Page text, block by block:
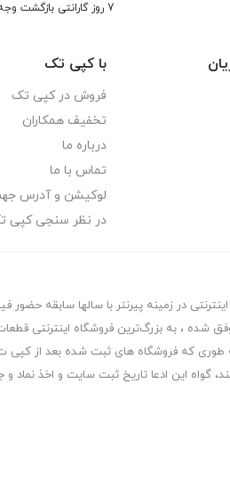
7 روز گارانتی بازگشت وجه
با کپی تک
فروش در کپی تک
تخفیف همکاران
درباره ما
تماس با ما
لوکیشن و آدرس
در نظر سنجی کپی
در زمینه پیرنتر با سالها سابقه حضور
شده ، به بزرگ‌ترین فروشگاه اینترنتی
که فروشگاه های ثبت شده بعد از کپی ت
گواه این ادعا تاریخ ثبت سایت و اخذ نماد